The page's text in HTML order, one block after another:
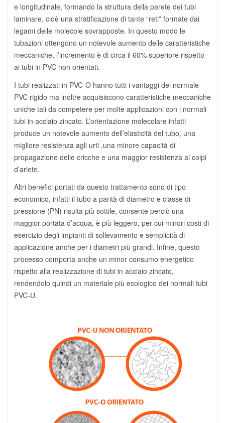
e longitudinale, formando la struttura della parete dei tubi
laminare, cioè una stratificazione di tante “reti” formate dai
legami delle molecole sovrapposte. In questo modo le
tubazioni ottengono un notevole aumento delle caratteristiche
meccaniche, l’incremento è di circa il 60% superiore rispetto
ai tubi in PVC non orientati.
I tubi realizzati in PVC-O hanno tutti i vantaggi del normale
PVC rigido ma inoltre acquisiscono caratteristiche meccaniche
uniche tali da competere per molte applicazioni con i normali
tubi in acciaio zincato. L’orientazione molecolare infatti
produce un notevole aumento dell’elasticità del tubo, una
migliore resistenza agli urti ,una minore capacità di
propagazione delle cricche e una maggior resistenza ai colpi
d’ariete.
Altri benefici portati da questo trattamento sono di tipo
economico, infatti il tubo a parità di diametro e classe di
pressione (PN) risulta più sottile, consente perciò una
maggior portata d’acqua, è più leggero, per cui minori costi di
esercizio degli impianti di sollevamento e semplicità di
applicazione anche per i diametri più grandi. Infine, questo
processo comporta anche un minor consumo energetico
rispetto alla realizzazione di tubi in acciaio zincato,
rendendolo quindi un materiale più ecologico dei normali tubi
PVC-U.